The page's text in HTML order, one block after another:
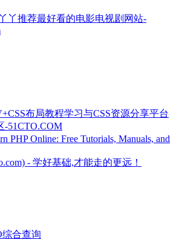
丫推荐最好看的电影电视剧网站-
布局教程学习与CSS资源分享平台
-51CTO.COM
PHP Online: Free Tutorials, Manuals, and
- 学好基础,才能走的更远！
综合查询